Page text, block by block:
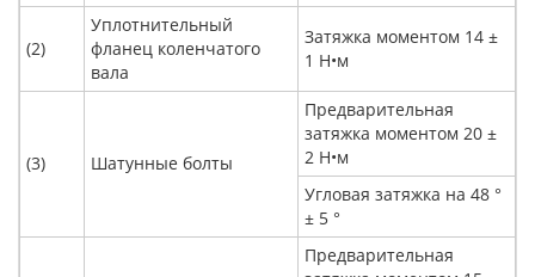
(2)
Уплотнительный
фланец коленчатого
вала
Затяжка моментом 14 ±
1 Н•м
(3) Шатунные болты
Предварительная
затяжка моментом 20 ±
2 Н•м
Угловая затяжка на 48 °
± 5 °
Предварительная